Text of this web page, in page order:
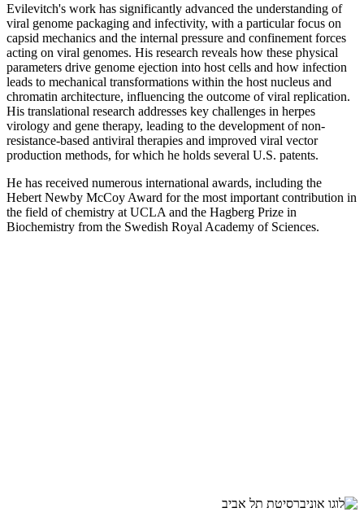
Evilevitch's work has significantly advanced the understanding of
viral genome packaging and infectivity, with a particular focus on
capsid mechanics and the internal pressure and confinement forces
acting on viral genomes. His research reveals how these physical
parameters drive genome ejection into host cells and how infection
leads to mechanical transformations within the host nucleus and
chromatin architecture, influencing the outcome of viral replication.
His translational research addresses key challenges in herpes
virology and gene therapy, leading to the development of non-
resistance-based antiviral therapies and improved viral vector
production methods, for which he holds several U.S. patents.
He has received numerous international awards, including the
Hebert Newby McCoy Award for the most important contribution in
the field of chemistry at UCLA and the Hagberg Prize in
Biochemistry from the Swedish Royal Academy of Sciences.